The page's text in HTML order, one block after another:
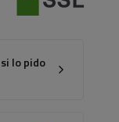
lo pido